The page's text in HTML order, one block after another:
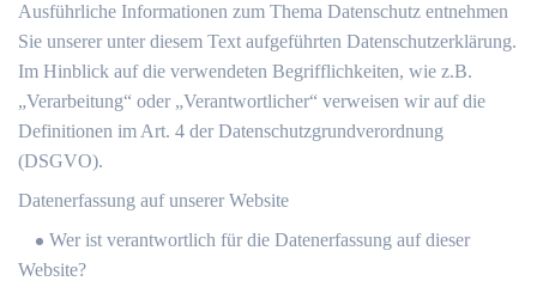
Ausführliche Informationen zum Thema Datenschutz entnehmen
Sie unserer unter diesem Text aufgeführten Datenschutzerklärung.
Im Hinblick auf die verwendeten Begrifflichkeiten, wie z.B.
„Verarbeitung“ oder „Verantwortlicher“ verweisen wir auf die
Definitionen im Art. 4 der Datenschutzgrundverordnung
(DSGVO).
Datenerfassung auf unserer Website
Wer ist verantwortlich für die Datenerfassung auf dieser
Website?